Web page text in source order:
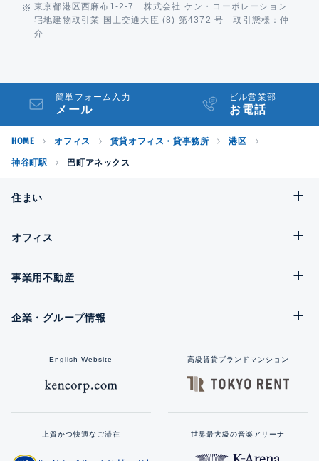
東京都港区西麻布1-2-7 株式会社 ケン・コーポレーション
宅地建物取引業 国土交通大臣 (8) 第4372 号 取引態様：仲
介
簡単フォーム入力
メール
ビル営業部
お電話
HOME オフィス 賃貸オフィス・貸事務所 港区
神谷町駅 巴町アネックス
住まい
オフィス
事業用不動産
企業・グループ情報
English Website 高級賃貸ブランドマンション
上質かつ快適なご滞在 世界最大級の音楽アリーナ